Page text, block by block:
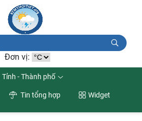
Đơn vị:
Tỉnh - Thành phố
Tin tổng hợp Widget